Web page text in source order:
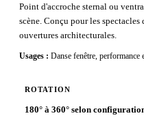
Point d'accroche sternal ou
scène. Conçu pour les spectacles
ouvertures architecturales.
Usages : Danse fenêtre, performance
ROTATION
180° à 360° selon